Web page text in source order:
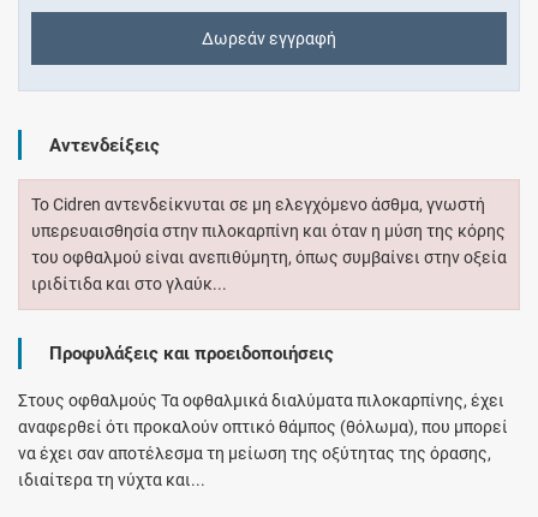
Δωρεάν εγγραφή
Αντενδείξεις
Το Cidren αντενδείκνυται σε μη ελεγχόμενο άσθμα, γνωστή
υπερευαισθησία στην πιλοκαρπίνη και όταν η μύση της κόρης
του οφθαλμού είναι ανεπιθύμητη, όπως συμβαίνει στην οξεία
ιριδίτιδα και στο γλαύκ...
Προφυλάξεις και προειδοποιήσεις
Στους οφθαλμούς Τα οφθαλμικά διαλύματα πιλοκαρπίνης, έχει
αναφερθεί ότι προκαλούν οπτικό θάμπος (θόλωμα), που μπορεί
να έχει σαν αποτέλεσμα τη μείωση της οξύτητας της όρασης,
ιδιαίτερα τη νύχτα και...